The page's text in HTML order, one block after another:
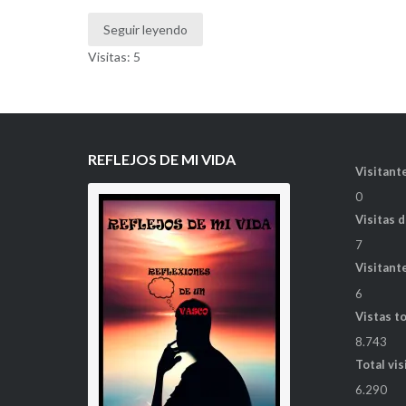
Seguir leyendo
Visitas: 5
REFLEJOS DE MI VIDA
0
Visitas
7
6
Vistas
8.743
Total
6.290